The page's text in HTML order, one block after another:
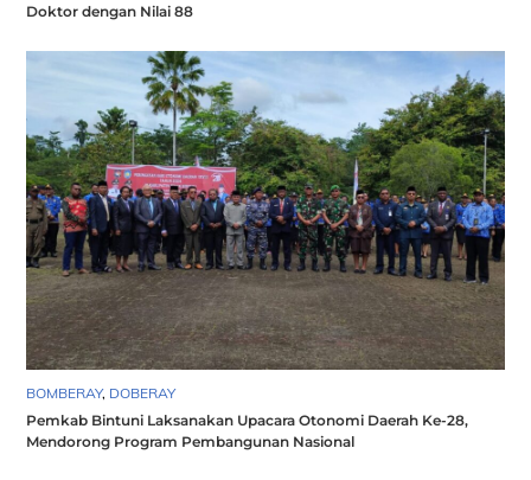
Doktor dengan Nilai 88
BOMBERAY, DOBERAY
Pemkab Bintuni Laksanakan Upacara Otonomi Daerah Ke-28,
Mendorong Program Pembangunan Nasional